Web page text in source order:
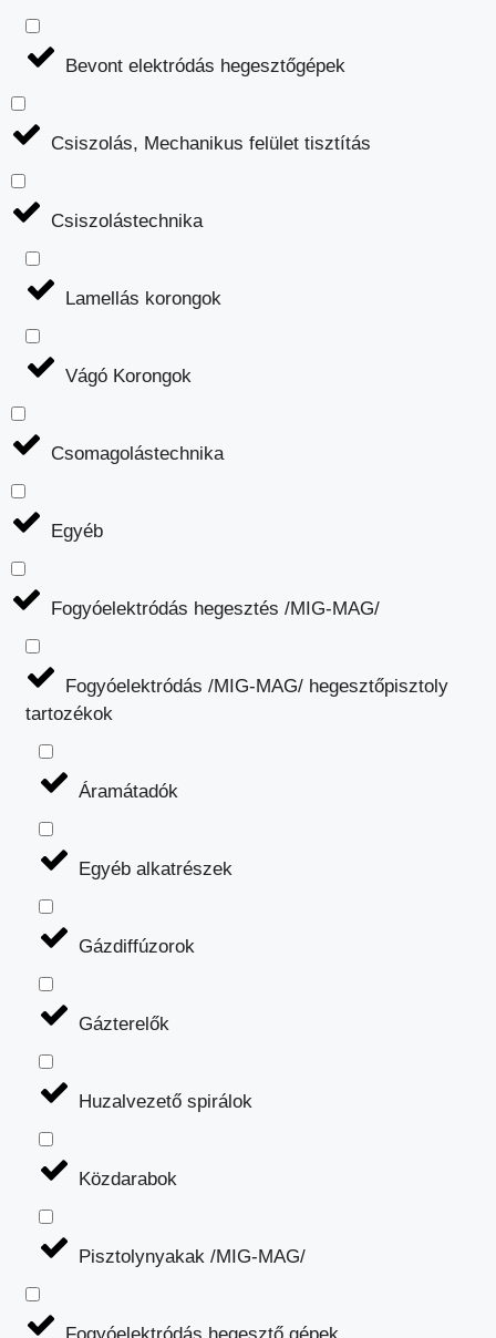
Bevont elektródás hegesztőgépek
Csiszolás, Mechanikus felület tisztítás
Csiszolástechnika
Lamellás korongok
Vágó Korongok
Csomagolástechnika
Egyéb
Fogyóelektródás hegesztés /MIG-MAG/
Fogyóelektródás /MIG-MAG/ hegesztőpisztoly
tartozékok
Áramátadók
Egyéb alkatrészek
Gázdiffúzorok
Gázterelők
Huzalvezető spirálok
Közdarabok
Pisztolynyakak /MIG-MAG/